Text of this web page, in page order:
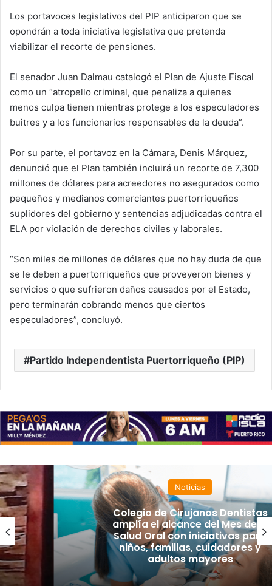
Los portavoces legislativos del PIP anticiparon que se
opondrán a toda iniciativa legislativa que pretenda
viabilizar el recorte de pensiones.
El senador Juan Dalmau catalogó el Plan de Ajuste Fiscal
como un “atropello criminal, que penaliza a quienes
menos culpa tienen mientras protege a los especuladores
buitres y a los funcionarios responsables de la deuda”.
Por su parte, el portavoz en la Cámara, Denis Márquez,
denunció que el Plan también incluirá un recorte de 7,300
millones de dólares para acreedores no asegurados como
pequeños y medianos comerciantes puertorriqueños
suplidores del gobierno y sentencias adjudicadas contra el
ELA por violación de derechos civiles y laborales.
“Son miles de millones de dólares que no hay duda de que
se le deben a puertorriqueños que proveyeron bienes y
servicios o que sufrieron daños causados por el Estado,
pero terminarán cobrando menos que ciertos
especuladores”, concluyó.
Partido Independentista Puertorriqueño (PIP)
Noticias
Colegio de Cirujanos Dentistas
amplía el alcance del Mes de la
Salud Oral con iniciativas para
niños, familias, cuidadores y
adultos mayores